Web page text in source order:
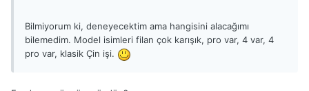
Bilmiyorum ki, deneyecektim ama hangisini alacağımı
bilemedim. Model isimleri filan çok karışık, pro var, 4 var, 4
pro var, klasik Çin işi.